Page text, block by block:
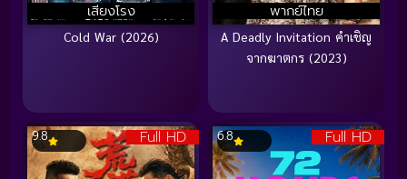
เสียงโรง
Cold War (2026)
พากย์ไทย
A Deadly Invitation คำเชิญ
จากฆาตกร (2023)
Full HD
9.8 Full HD
6.8